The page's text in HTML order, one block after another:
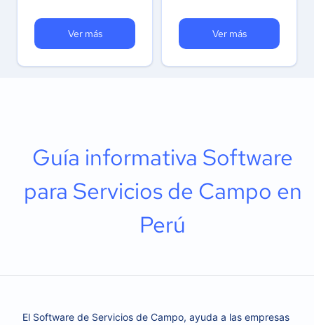
Ver más Ver más
Guía informativa Software
para Servicios de Campo en
Perú
El Software de Servicios de Campo, ayuda a las empresas